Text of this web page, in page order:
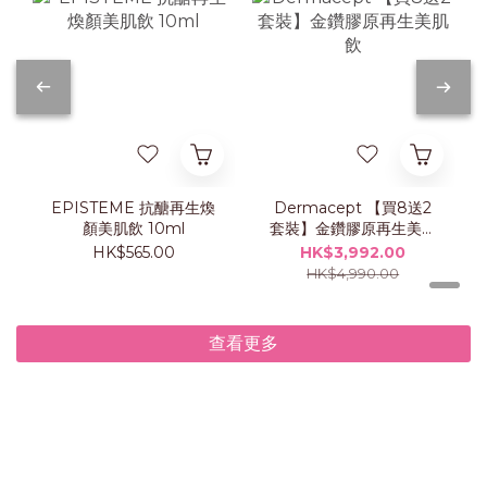
EPISTEME 抗醣再生煥
顏美肌飲 10ml
HK$565.00
Dermacept 【買8送2
套裝】金鑽膠原再生美肌
飲
HK$3,992.00
HK$4,990.00
查看更多